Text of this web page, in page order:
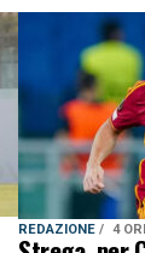
REDAZIONE 4